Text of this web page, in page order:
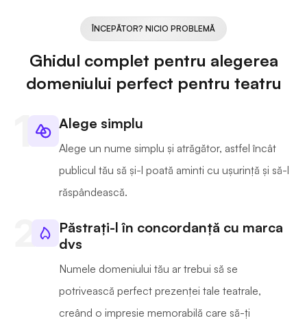
ÎNCEPĂTOR? NICIO PROBLEMĂ
Ghidul complet pentru alegerea
domeniului perfect pentru teatru
Alege simplu
Alege un nume simplu și atrăgător, astfel încât
publicul tău să și-l poată aminti cu ușurință și să-l
răspândească.
Păstrați-l în concordanță cu marca
dvs
Numele domeniului tău ar trebui să se
potrivească perfect prezenței tale teatrale,
creând o impresie memorabilă care să-ți